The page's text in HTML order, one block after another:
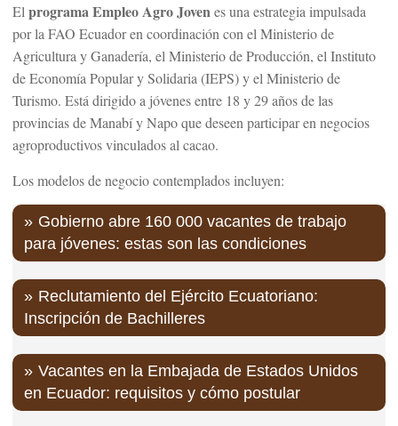
El programa Empleo Agro Jovenes una estrategia impulsada
por la FAO Ecuador en coordinación con el Ministerio de
Agricultura y Ganadería, el Ministerio de Producción, el Instituto
de Economía Popular y Solidaria (IEPS) y el Ministerio de
Turismo. Está dirigido a jóvenes entre 18 y 29 años de las
provincias de Manabí y Napo que deseen participar en negocios
agroproductivos vinculados al cacao.
Los modelos de negocio contemplados incluyen:
Gobierno abre 160 000 vacantes de trabajo
para jóvenes: estas son las condiciones
Reclutamiento del Ejército Ecuatoriano:
Inscripción de Bachilleres
Vacantes en la Embajada de Estados Unidos
en Ecuador: requisitos y cómo postular